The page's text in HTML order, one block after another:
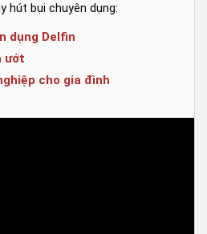
hút bụi chuyên dụng:
dụng Delfin
ướt
cho gia đình